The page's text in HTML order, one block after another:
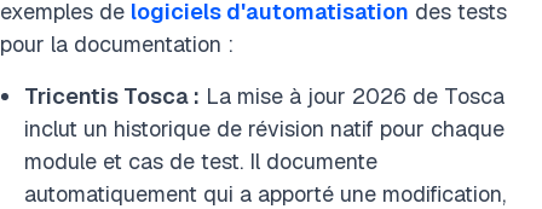
exemples de logiciels d'automatisation des tests
pour la documentation :
Tricentis Tosca : La mise à jour 2026 de Tosca
inclut un historique de révision natif pour chaque
module et cas de test. Il documente
automatiquement qui a apporté une modification,